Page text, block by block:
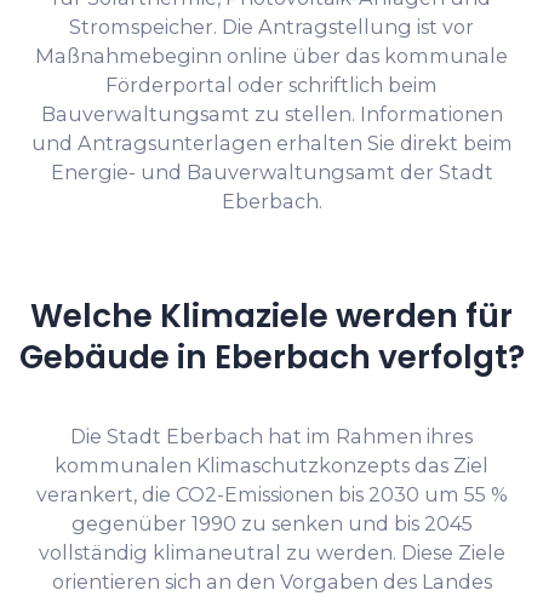
Stromspeicher. Die Antragstellung ist vor
Maßnahmebeginn online über das kommunale
Förderportal oder schriftlich beim
Bauverwaltungsamt zu stellen. Informationen
und Antragsunterlagen erhalten Sie direkt beim
Energie- und Bauverwaltungsamt der Stadt
Eberbach.
Welche Klimaziele werden für
Gebäude in Eberbach verfolgt?
Die Stadt Eberbach hat im Rahmen ihres
kommunalen Klimaschutzkonzepts das Ziel
verankert, die CO2-Emissionen bis 2030 um 55 %
gegenüber 1990 zu senken und bis 2045
vollständig klimaneutral zu werden. Diese Ziele
orientieren sich an den Vorgaben des Landes